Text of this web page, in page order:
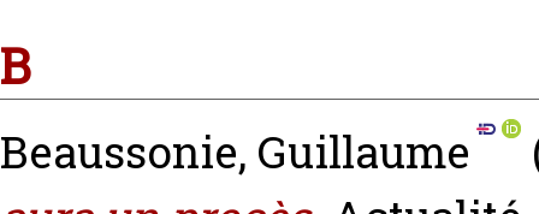
B
Beaussonie, Guillaume